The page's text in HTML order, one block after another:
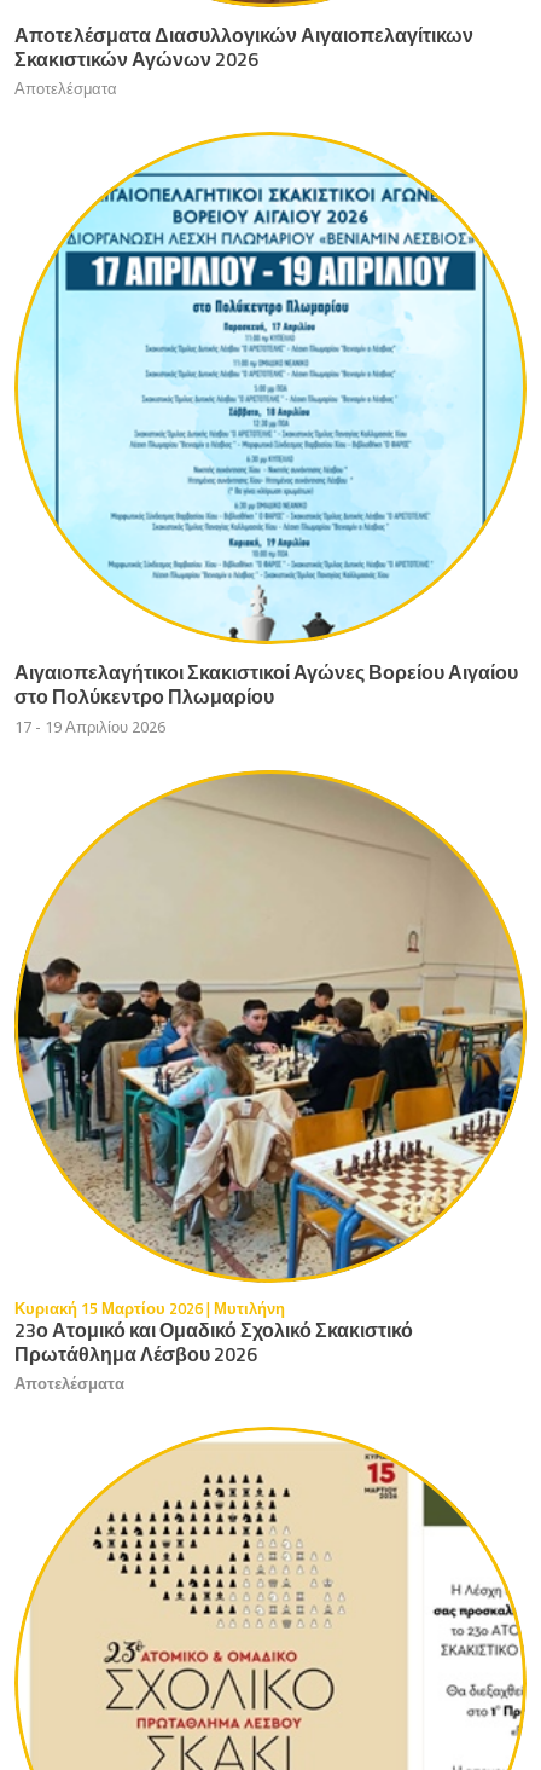
Αποτελέσματα Διασυλλογικών Αιγαιοπελαγίτικων
Σκακιστικών Αγώνων 2026
Αποτελέσματα
Αιγαιοπελαγήτικοι Σκακιστικοί Αγώνες Βορείου Αιγαίου
στο Πολύκεντρο Πλωμαρίου
17 - 19 Απριλίου 2026
Κυριακή 15 Μαρτίου 2026 | Μυτιλήνη
23ο Ατομικό και Ομαδικό Σχολικό Σκακιστικό
Πρωτάθλημα Λέσβου 2026
Αποτελέσματα